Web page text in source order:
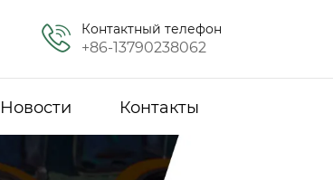
Контактный телефон
+86-13790238062
Новости Контакты